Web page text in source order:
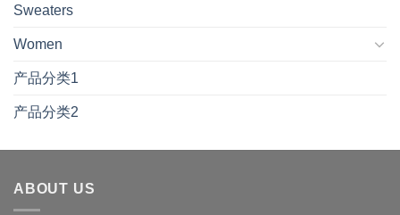
Sweaters
Women
产品分类1
产品分类2
ABOUT US